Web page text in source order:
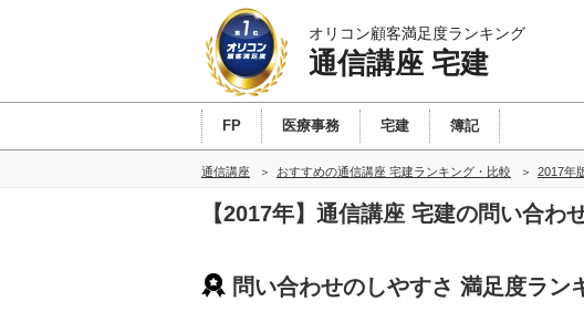
オリコン顧客満足度ランキング
通信講座 宅建
FP 医療事務 宅建 簿記
通信講座 おすすめの通信講座 宅建ランキング・比較 2017年
【2017年】通信講座 宅建の問い合わ
問い合わせのしやすさ 満足度ラン